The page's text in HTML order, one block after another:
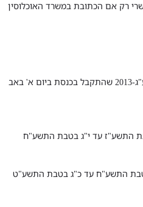
רק אם הכתובת במשרד האוכלוסין
בהתאם לחוק לימוד חובה (תיקון מס' 32) התשע"ג-2013 שהתקבל בכנסת ביום א' באב